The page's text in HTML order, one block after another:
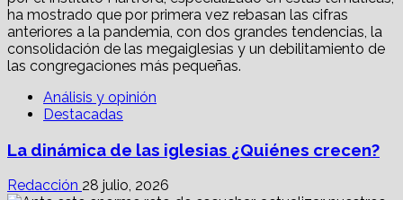
Análisis y opinión
Destacadas
La dinámica de las iglesias ¿Quiénes crecen?
Redacción 28 julio, 2026